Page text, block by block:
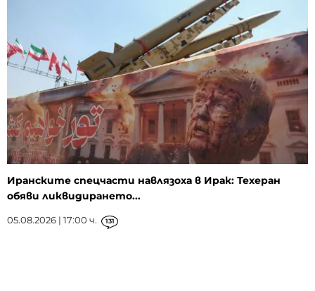
Иранските спецчасти навлязоха в Ирак: Техеран
обяви ликвидирането...
05.08.2026 | 17:00 ч. 131